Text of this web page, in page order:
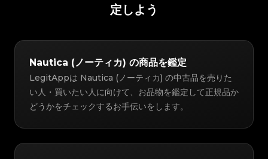
定しよう
Nautica (ノーティカ) の商品を鑑定
LegitAppは Nautica (ノーティカ) の中古品を売りた
い人・買いたい人に向けて、お品物を鑑定して正規品か
どうかをチェックするお手伝いをします。